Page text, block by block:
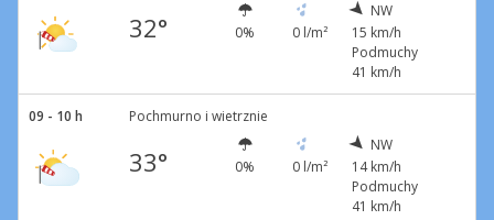
32° 0% 0 l/m²
NW
15 km/h
Podmuchy
41 km/h
09 - 10 h Pochmurno i wietrznie
33° 0% 0 l/m²
NW
14 km/h
Podmuchy
41 km/h